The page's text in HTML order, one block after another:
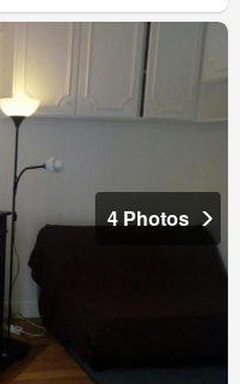
4 Photos